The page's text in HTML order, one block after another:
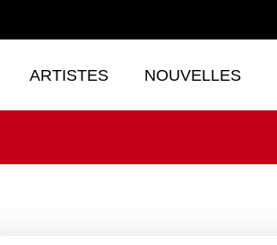
ARTISTES NOUVELLES